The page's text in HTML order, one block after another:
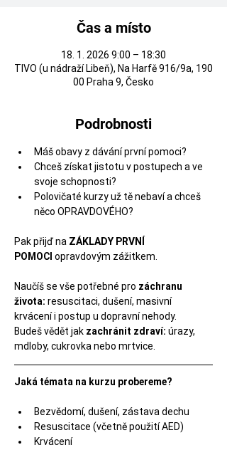
Čas a místo
18. 1. 2026 9:00 – 18:30
TIVO (u nádraží Libeň), Na Harfě 916/9a, 190
00 Praha 9, Česko
Podrobnosti
Máš obavy z dávání první pomoci?
Chceš získat jistotu v postupech a ve
svoje schopnosti?
Polovičaté kurzy už tě nebaví a chceš
něco OPRAVDOVÉHO?
Pak přijď na ZÁKLADY PRVNÍ
POMOCI opravdovým zážitkem.
Naučíš se vše potřebné pro záchranu
života: resuscitaci, dušení, masivní
krvácení i postup u dopravní nehody.
Budeš vědět jak zachránit zdraví: úrazy,
mdloby, cukrovka nebo mrtvice.
Jaká témata na kurzu probereme?
Bezvědomí, dušení, zástava dechu
Resuscitace (včetně použití AED)
Krvácení